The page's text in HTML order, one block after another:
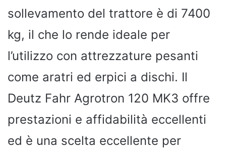
sollevamento del trattore è di 7400
kg, il che lo rende ideale per
l’utilizzo con attrezzature pesanti
come aratri ed erpici a dischi. Il
Deutz Fahr Agrotron 120 MK3 offre
prestazioni e affidabilità eccellenti
ed è una scelta eccellente per